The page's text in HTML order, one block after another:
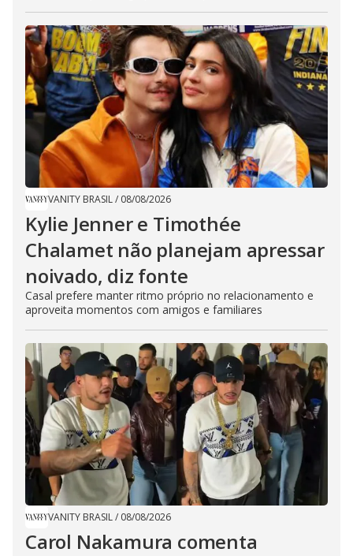
VANITY BRASIL/ 08/08/2026
Kylie Jenner e Timothée
Chalamet não planejam apressar
noivado, diz fonte
Casal prefere manter ritmo próprio no relacionamento e
aproveita momentos com amigos e familiares
VANITY BRASIL/ 08/08/2026
Carol Nakamura comenta